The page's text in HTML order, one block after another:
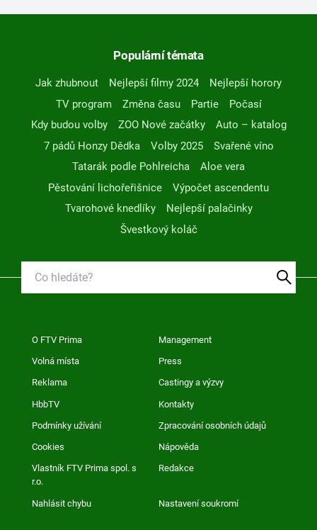
Populární témata
Jak zhubnout Nejlepší filmy 2024
Nejlepší horory
TV program
Změna času Partie
Počasí
Kdy budou volby
ZOO Nové začátky
Auto – katalog
7 pádů Honzy Dědka
Volby 2025
Svařené víno
Tatarák podle Pohlreicha
Aloe vera
Pěstování lichořeřišnice
Výpočet ascendentu
Tvarohové knedlíky
Nejlepší palačinky
Švestkový koláč
O FTV Prima Management
Volná místa Press
Reklama Castingy a výzvy
HbbTV Kontakty
Podmínky užívání Zpracování osobních údajů
Cookies Nápověda
Vlastník FTV Prima spol. s
r.o.
Redakce
Nahlásit chybu Nastavení soukromí